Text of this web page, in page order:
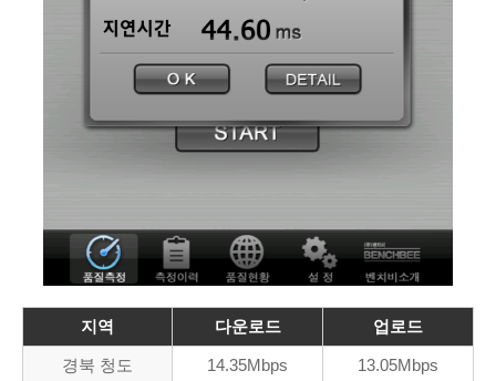
지역 다운로드 업로드
경북 청도 14.35Mbps 13.05Mbps